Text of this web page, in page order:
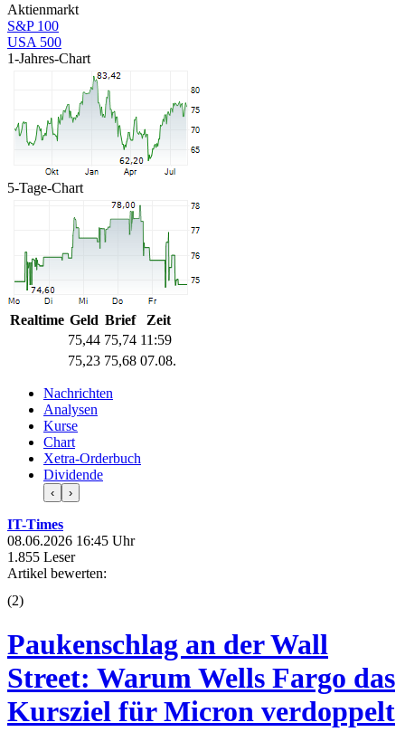
Aktienmarkt
S&P 100
USA 500
1-Jahres-Chart
5-Tage-Chart
Realtime Geld Brief
Zeit
75,44 75,74 11:59
75,23 75,68 07.08.
Nachrichten
Analysen
Kurse
Chart
Xetra-Orderbuch
Dividende
‹ ›
IT-Times
08.06.2026 16:45 Uhr
1.855 Leser
Artikel bewerten:
(2)
Paukenschlag an der Wall
Street: Warum Wells Fargo das
Kursziel für Micron verdoppelt